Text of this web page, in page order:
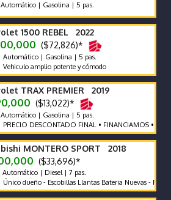
| Gasolina | 5 pas.
1500 REBEL 2022
($72,826)*
| Gasolina | 5 pas.
amplio potente y cómodo
TRAX PREMIER 2019
($13,022)*
| Gasolina | 5 pas.
DESCONTADO FINAL • FINANCIAMOS •
MONTERO SPORT 2018
($33,696)*
| Diesel | 7 pas.
dueño - Escobillas Llantas Bateria Nuevas - Recor de